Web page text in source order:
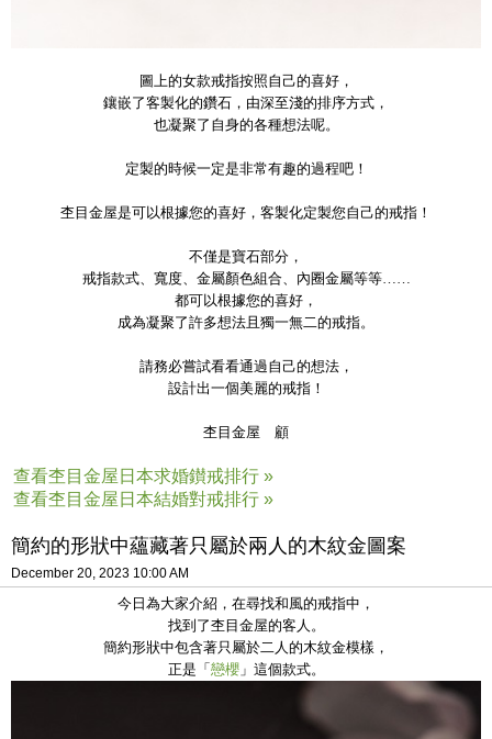
圖上的女款戒指按照自己的喜好，
鑲嵌了客製化的鑽石，由深至淺的排序方式，
也凝聚了自身的各種想法呢。
定製的時候一定是非常有趣的過程吧！
杢目金屋是可以根據您的喜好，客製化定製您自己的戒指！
不僅是寶石部分，
戒指款式、寬度、金屬顏色組合、內圈金屬等等……
都可以根據您的喜好，
成為凝聚了許多想法且獨一無二的戒指。
請務必嘗試看看通過自己的想法，
設計出一個美麗的戒指！
杢目金屋 顧
查看杢目金屋日本求婚鑚戒排行 »
查看杢目金屋日本結婚對戒排行 »
簡約的形狀中蘊藏著只屬於兩人的木紋金圖案
December 20, 2023 10:00 AM
今日為大家介紹，在尋找和風的戒指中，
找到了杢目金屋的客人。
簡約形狀中包含著只屬於二人的木紋金模樣，
正是「 戀櫻」這個款式。